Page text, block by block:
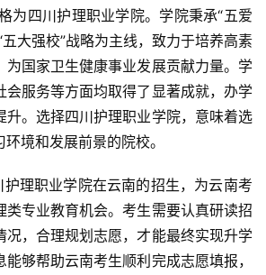
为四川护理职业学院。学院秉承“五爱
大强校”战略为主线，致力于培养高素
为国家卫生健康事业发展贡献力量。学
会服务等方面均取得了显著成就，办学
升。选择四川护理职业学院，意味着选
境和发展前景的院校。
类专业教育机会。考生需要认真研读招
况，合理规划志愿，才能最终实现升学
够帮助云南考生顺利完成志愿填报，